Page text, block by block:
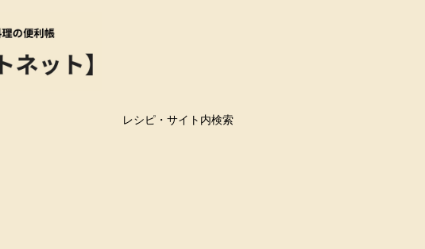
レシピ・サイト内検索